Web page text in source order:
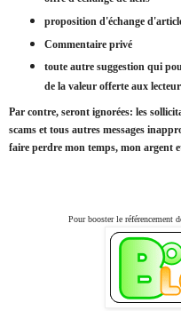
proposition d'échange
Commentaire privé
toute autre suggestion qui
de la valeur offerte aux
Par contre, seront ignorées: les
scams et tous autres messages
faire perdre mon temps, mon argent
Pour booster le référencement